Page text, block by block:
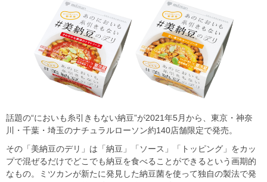
話題の“においも糸引きもない納豆”が2021年5月から、東京・神奈
川・千葉・埼玉のナチュラルローソン約140店舗限定で発売。
その「美納豆のデリ」は「納豆」「ソース」「トッピング」をカッ
プで混ぜるだけでどこでも納豆を食べることができるという画期的
なもの。ミツカンが新たに発見した納豆菌を使って独自の製法で発